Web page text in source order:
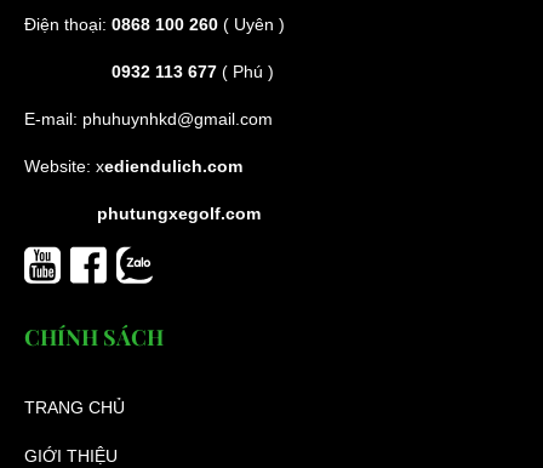
Điện thoại: 0868 100 260 ( Uyên )
0932 113 677 ( Phú )
E-mail: phuhuynhkd@gmail.com
Website: xediendulich.com
phutungxegolf.com
CHÍNH SÁCH
TRANG CHỦ
GIỚI THIỆU